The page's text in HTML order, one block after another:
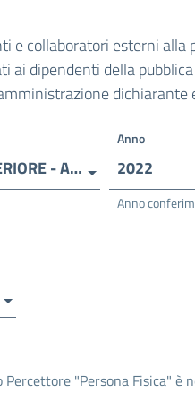
e collaboratori esterni alla
ai dipendenti della
ISTRUZIONE SECONDARIA SUPERIORE - AGOSTINO PARADISI
Anno
2022
Anno
"Persona Fisica" è